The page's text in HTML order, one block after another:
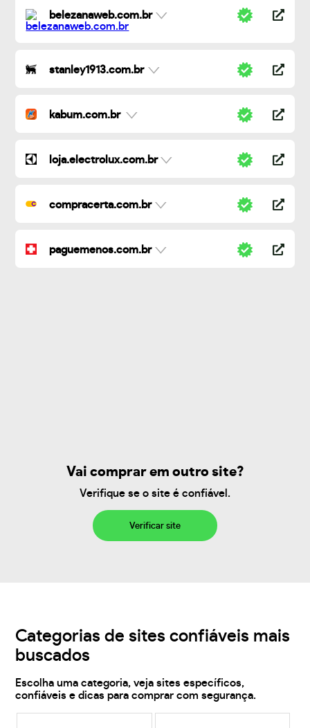
belezanaweb.com.br
stanley1913.com.br
kabum.com.br
loja.electrolux.com.br
compracerta.com.br
paguemenos.com.br
Vai comprar em outro site?
Verifique se o site é confiável.
Verificar site
Categorias de sites confiáveis mais
buscados
Escolha uma categoria, veja sites específicos,
confiáveis e dicas para comprar com segurança.